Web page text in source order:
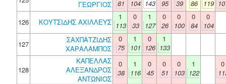
ΓΕΩΡΓΙΟΣ
81
104 143
95
39
86
119
126
ΚΟΥΤΣΙΔΗΣ ΑΧΙΛΛΕΥΣ
1
113
0
33
1
127
0
26
0
100
0
84
0
104
127
ΣΑΧΠΑΤΖΙΔΗΣ
ΧΑΡΑΛΑΜΠΟΣ
0
75
1
101
0
126
1
133
128
ΚΑΠΕΛΛΑΣ
ΑΛΕΞΑΝΔΡΟΣ
ΑΝΤΩΝΙΟΣ
0
38
1
116
0
45
0
51
0
103
1
122
0